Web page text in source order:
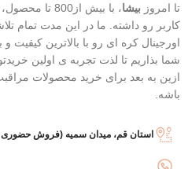
تا امروز بیشا
کاربر رو داشته. ما در این مدت تمام
اورجینال کره ای رو با بالاترین کیفیت
شما بذاریم تا لذت تجربه ی اولین
ازین به بعد برای خرید محصولات
باشه.
استان قم، میدان سمیه (فروش حضوری